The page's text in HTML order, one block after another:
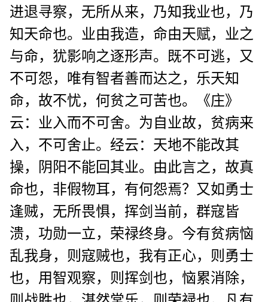
进退寻察，无所从来，乃知我业也，乃
知天命也。业由我造，命由天赋，业之
与命，犹影响之逐形声。既不可逃，又
不可怨，唯有智者善而达之，乐天知
命，故不忧，何贫之可苦也。《庄》
云：业入而不可舍。为自业故，贫病来
入，不可舍止。经云：天地不能改其
操，阴阳不能回其业。由此言之，故真
命也，非假物耳，有何怨焉？又如勇士
逢贼，无所畏惧，挥剑当前，群寇皆
溃，功勋一立，荣禄终身。今有贫病恼
乱我身，则寇贼也，我有正心，则勇士
也，用智观察，则挥剑也，恼累消除，